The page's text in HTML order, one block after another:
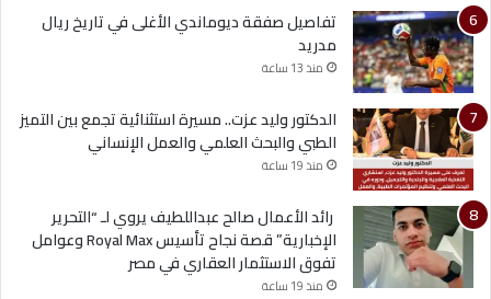
تفاصيل صفقة ديوماندي الأغلى في تاريخ ريال
مدريد
منذ 13 ساعة
الدكتور وليد عزت.. مسيرة استثنائية تجمع بين التميز
الطبي والبحث العلمي والعمل الإنساني
منذ 19 ساعة
رائد الأعمال صالح عبداللطيف يروي لـ “التحرير
الإخبارية” قصة نجاح تأسيس Royal Max وعوامل
تفوق الاستثمار العقاري في مصر
منذ 19 ساعة